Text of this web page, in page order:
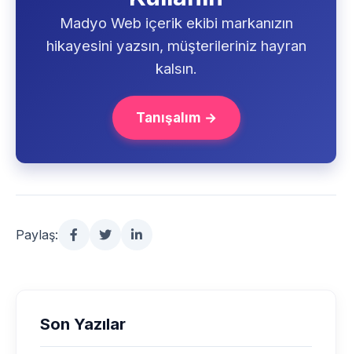
Madyo Web içerik ekibi markanızın
hikayesini yazsın, müşterileriniz hayran
kalsın.
Tanışalım →
Paylaş:
Son Yazılar